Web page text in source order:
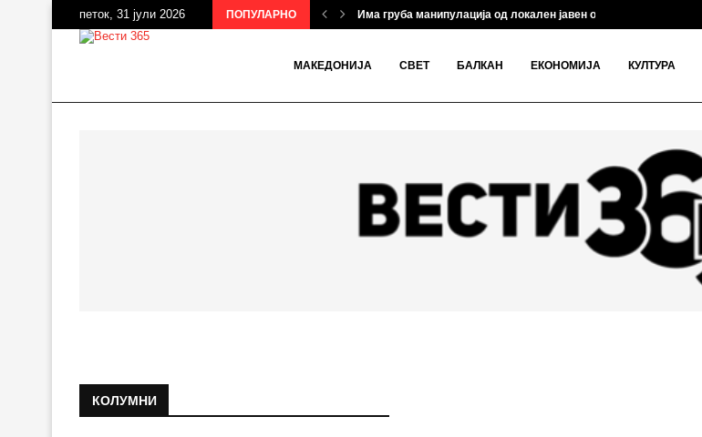
петок, 31 јули 2026 ПОПУЛАРНО Има груба манипулација од локален јавен обвинител, откри...
МАКЕДОНИЈА СВЕТ БАЛКАН ЕКОНОМИЈА КУЛТУРА
КОЛУМНИ